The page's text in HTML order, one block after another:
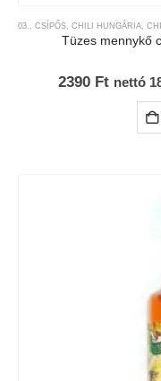
03., CSÍPŐS, CHILI HUNGÁRIA,
Tüzes mennykő
2390 Ft nettó